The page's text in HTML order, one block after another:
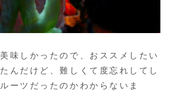
味しかったので、おススメしたい
んだけど、難しくて度忘れしてし
ーツだったのかわからないま